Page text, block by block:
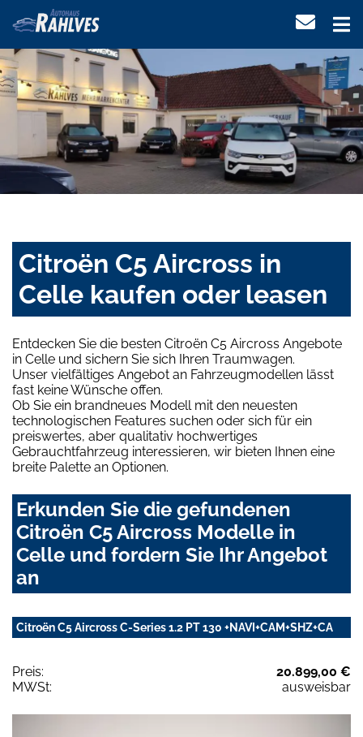
Citroën C5 Aircross in
Celle kaufen oder leasen
Entdecken Sie die besten Citroën C5 Aircross Angebote
in Celle und sichern Sie sich Ihren Traumwagen.
Unser vielfältiges Angebot an Fahrzeugmodellen lässt
fast keine Wünsche offen.
Ob Sie ein brandneues Modell mit den neuesten
technologischen Features suchen oder sich für ein
preiswertes, aber qualitativ hochwertiges
Gebrauchtfahrzeug interessieren, wir bieten Ihnen eine
breite Palette an Optionen.
Erkunden Sie die gefundenen
Citroën C5 Aircross Modelle in
Celle und fordern Sie Ihr Angebot
an
Citroën C5 Aircross C-Series 1.2 PT 130 +NAVI+CAM+SHZ+CA
Preis:
20.899,00 €
MWSt:
ausweisbar